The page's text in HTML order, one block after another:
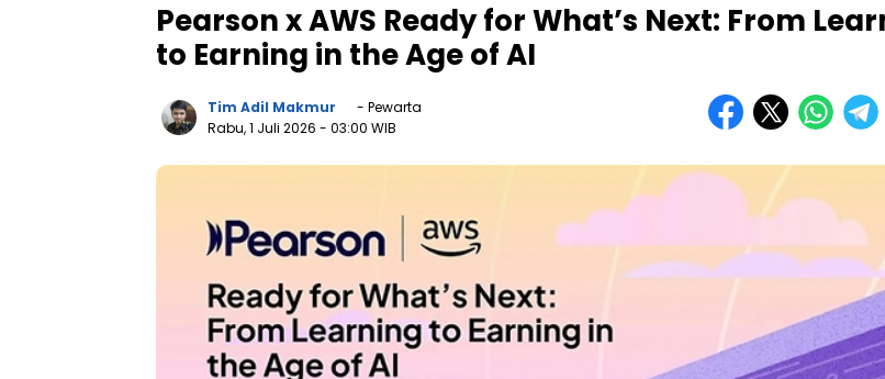
Pearson x AWS Ready for What’s Next: From
to Earning in the Age of AI
Tim Adil Makmur
- Pewarta
Rabu, 1 Juli 2026 - 03:00 WIB